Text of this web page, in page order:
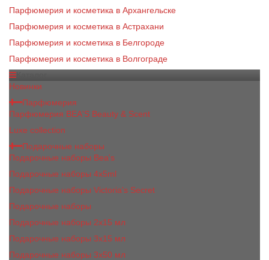
Парфюмерия и косметика в Архангельске
Парфюмерия и косметика в Астрахани
Парфюмерия и косметика в Белгороде
Парфюмерия и косметика в Волгограде
Новинки
Парфюмерия
Парфюмерия BEA'S Beauty & Scent
Luxe collection
Подарочные наборы
Подарочные наборы Bea's
Подарочные наборы 4х5ml
Подарочные наборы Victoria's Secret
Подарочные наборы
Подарочные наборы 2x15 мл
Подарочные наборы 3х15 мл
Подарочные наборы 3x50 мл